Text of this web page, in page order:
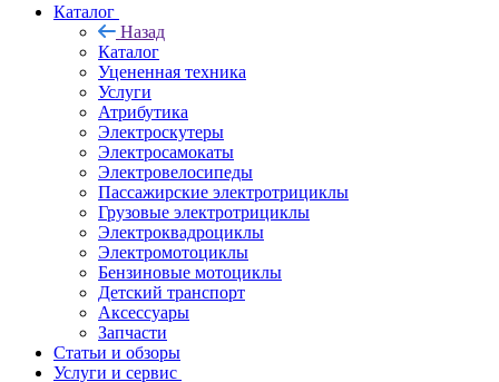
Каталог
Назад
Каталог
Уцененная техника
Услуги
Атрибутика
Электроскутеры
Электросамокаты
Электровелосипеды
Пассажирские электротрициклы
Грузовые электротрициклы
Электроквадроциклы
Электромотоциклы
Бензиновые мотоциклы
Детский транспорт
Аксессуары
Запчасти
Статьи и обзоры
Услуги и сервис